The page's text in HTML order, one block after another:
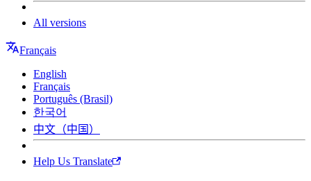
All versions
Français
English
Français
Português (Brasil)
한국어
中文（中国）
Help Us Translate